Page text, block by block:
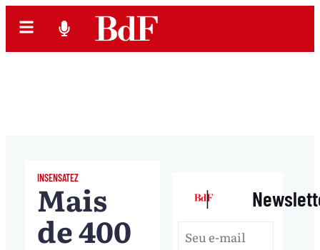
INSENSATEZ
Mais
de 400
|